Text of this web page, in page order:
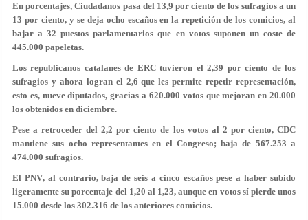
En porcentajes, Ciudadanos pasa del 13,9 por ciento de los sufragios a un
13 por ciento, y se deja ocho escaños en la repetición de los comicios, al
bajar a 32 puestos parlamentarios que en votos suponen un coste de
445.000 papeletas.
Los republicanos catalanes de ERC tuvieron el 2,39 por ciento de los
sufragios y ahora logran el 2,6 que les permite repetir representación,
esto es, nueve diputados, gracias a 620.000 votos que mejoran en 20.000
los obtenidos en diciembre.
Pese a retroceder del 2,2 por ciento de los votos al 2 por ciento, CDC
mantiene sus ocho representantes en el Congreso; baja de 567.253 a
474.000 sufragios.
El PNV, al contrario, baja de seis a cinco escaños pese a haber subido
ligeramente su porcentaje del 1,20 al 1,23, aunque en votos sí pierde unos
15.000 desde los 302.316 de los anteriores comicios.